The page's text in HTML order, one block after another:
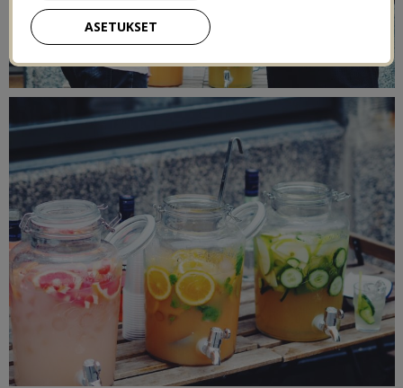
ASETUKSET